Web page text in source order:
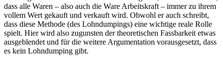
dass alle Waren – also auch die Ware Arbeitskraft – immer zu ihrem
vollem Wert gekauft und verkauft wird. Obwohl er auch schreibt,
dass diese Methode (des Lohndumpings) eine wichtige reale Rolle
spielt. Hier wird also zugunsten der theoretischen Fassbarkeit etwas
ausgeblendet und für die weitere Argumentation vorausgesetzt, dass
es kein Lohndumping gibt.